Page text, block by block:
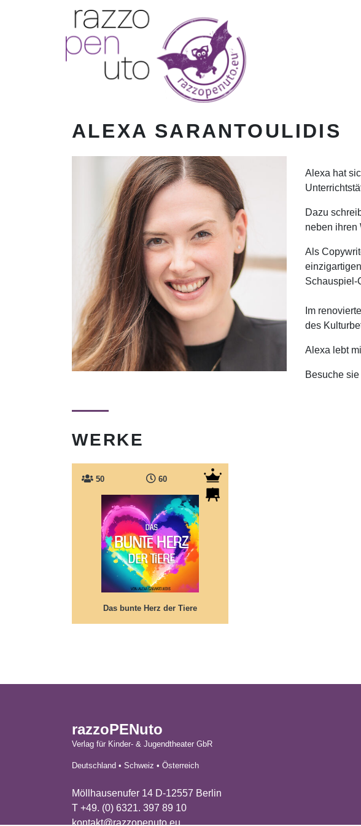
ALEXA SARANTOULIDIS
Alexa hat
Dazu
neben ihren
Als
Schauspiel-
Im
des
Alexa lebt
Besuche
WERKE
50 60
Das bunte Herz der Tiere
Das bunte Herz der Tiere
Egal wer und wie und was man
ist... Erst bunt wird's prächtig!
razzoPENuto
Verlag für Kinder- & Jugendtheater GbR
Deutschland • Schweiz • Österreich
Möllhausenufer 14 D-12557 Berlin
T +49. (0) 6321. 397 89 10
kontakt@razzopenuto.eu